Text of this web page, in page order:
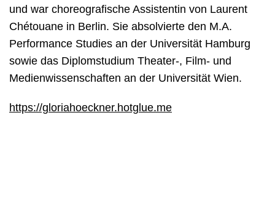
und war choreografische Assistentin von Laurent
Chétouane in Berlin. Sie absolvierte den M.A.
Performance Studies an der Universität Hamburg
sowie das Diplomstudium Theater-, Film- und
Medienwissenschaften an der Universität Wien.
https://gloriahoeckner.hotglue.me